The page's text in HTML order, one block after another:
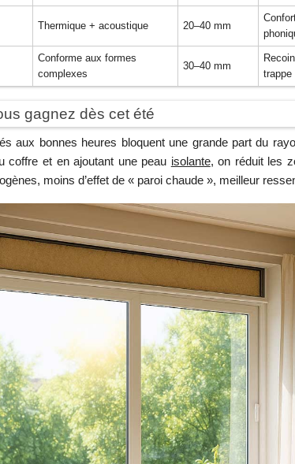
Thermique + acoustique 20–40 mm
Conforme aux formes
complexes
30–40 mm
trappe
gagnez dès cet été
aux bonnes heures bloquent une grande part du
coffre et en ajoutant une peau isolante, on réduit les
moins d’effet de « paroi chaude », meilleur